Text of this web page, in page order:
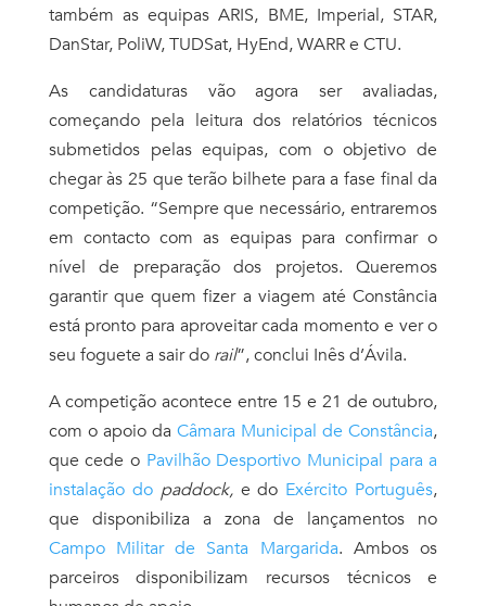
também as equipas ARIS, BME, Imperial, STAR,
DanStar, PoliW, TUDSat, HyEnd, WARR e CTU.
As candidaturas vão agora ser avaliadas,
começando pela leitura dos relatórios técnicos
submetidos pelas equipas, com o objetivo de
chegar às 25 que terão bilhete para a fase final da
competição. “Sempre que necessário, entraremos
em contacto com as equipas para confirmar o
nível de preparação dos projetos. Queremos
garantir que quem fizer a viagem até Constância
está pronto para aproveitar cada momento e ver o
seu foguete a sair do rail”, conclui Inês d’Ávila.
A competição acontece entre 15 e 21 de outubro,
com o apoio daCâmara Municipal de Constância,
que cede o Pavilhão Desportivo Municipal para a
instalação do paddock, e do Exército Português,
que disponibiliza a zona de lançamentos no
Campo Militar de Santa Margarida. Ambos os
parceiros disponibilizam recursos técnicos e